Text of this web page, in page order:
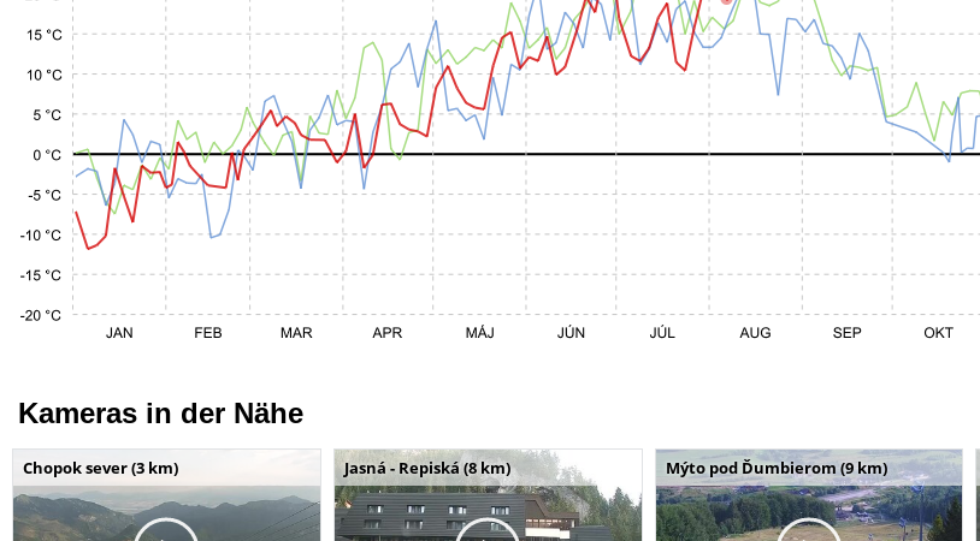
Kameras in der Nähe
Chopok sever (3 km) Jasná - Repiská (8 km) Mýto pod Ďumbierom (9 km)